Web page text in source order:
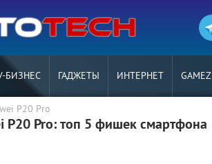
БИЗНЕС ГАДЖЕТЫ ИНТЕРНЕТ GAMEZ
P20 Pro
P20 Pro: топ 5 фишек смартфона